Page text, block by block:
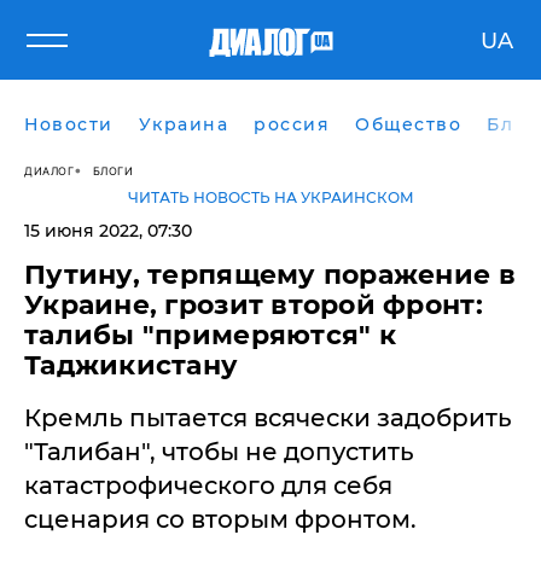
UA
Новости Украина россия Общество
ДИАЛОГ БЛОГИ
ЧИТАТЬ НОВОСТЬ НА УКРАИНСКОМ
15 июня 2022, 07:30
Путину, терпящему поражение в
Украине, грозит второй фронт:
талибы "примеряются" к
Таджикистану
​Кремль пытается всячески задобрить
"Талибан", чтобы не допустить
катастрофического для себя
сценария со вторым фронтом.